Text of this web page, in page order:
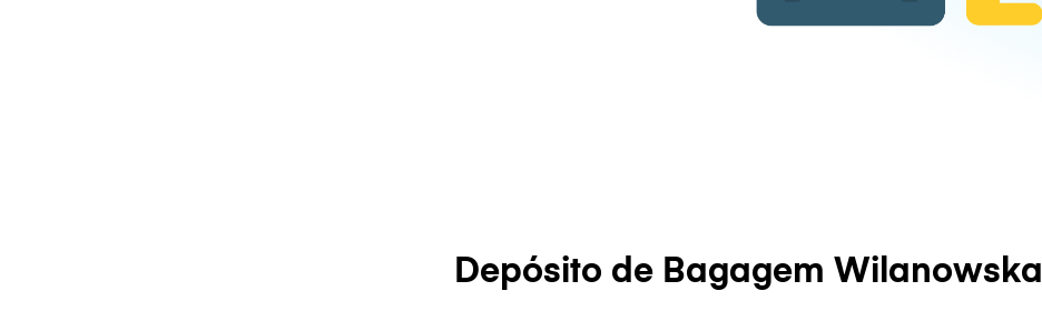
Depósito de Bagagem Wilanowska